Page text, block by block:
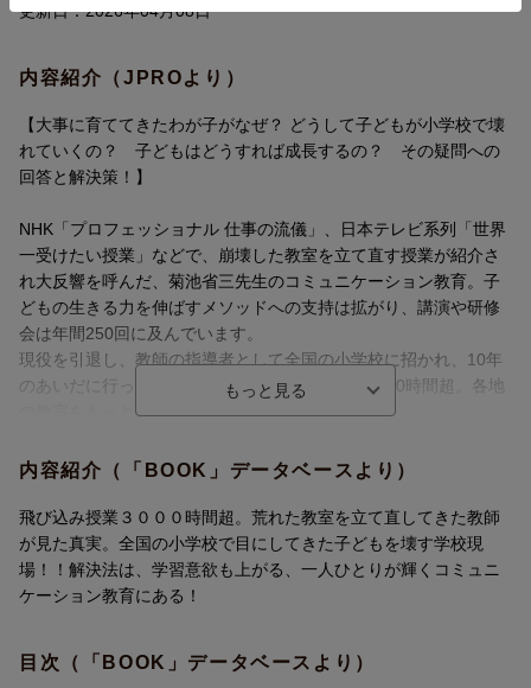
更新日：2026年04月08日
内容紹介（JPROより）
【大事に育ててきたわが子がなぜ？ どうして子どもが小学校で壊
れていくの？ 子どもはどうすれば成長するの？ その疑問への
回答と解決策！】
NHK「プロフェッショナル 仕事の流儀」、日本テレビ系列「世界
一受けたい授業」などで、崩壊した教室を立て直す授業が紹介さ
れ大反響を呼んだ、菊池省三先生のコミュニケーション教育。子
どもの生きる力を伸ばすメソッドへの支持は拡がり、講演や研修
会は年間250回に及んでいます。
現役を引退し、教師の指導者として全国の小学校に招かれ、10年
のあいだに行った飛び込み授業（示範授業）は3000時間超。各地
の教室をもっともよく知る教育者です。
にはめる教育」。
過去最多。一方の教師も、精神疾患で休職する人数が過去最多を
更新し、なり手不足が進んでいます。
子どもの98％が通う公立小学校で、学習意欲を上げさせたり、事
内容紹介（「BOOK」データベースより）
飛び込み授業３０００時間超。荒れた教室を立て直してきた教師
が見た真実。全国の小学校で目にしてきた子どもを壊す学校現
場！！解決法は、学習意欲も上がる、一人ひとりが輝くコミュニ
ケーション教育にある！
目次（「BOOK」データベースより）